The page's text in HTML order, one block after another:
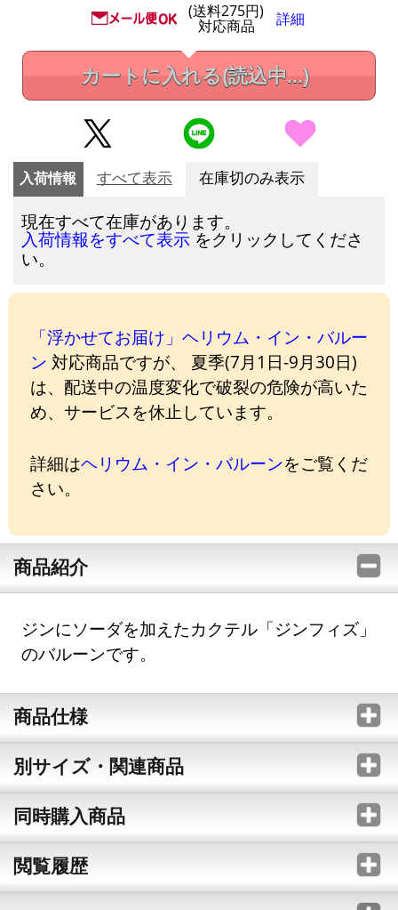
(送料275円)
対応商品 詳細
カートに入れる(読込中...)
入荷情報 すべて表示 在庫切のみ表示
現在すべて在庫があります。
入荷情報をすべて表示 をクリックしてくださ
い。
「浮かせてお届け」ヘリウム・イン・バルー
ン 対応商品ですが、 夏季(7月1日-9月30日)
は、配送中の温度変化で破裂の危険が高いた
め、サービスを休止しています。
詳細はヘリウム・イン・バルーンをご覧くだ
さい。
商品紹介
ジンにソーダを加えたカクテル「ジンフィズ」
のバルーンです。
商品仕様
別サイズ・関連商品
同時購入商品
閲覧履歴